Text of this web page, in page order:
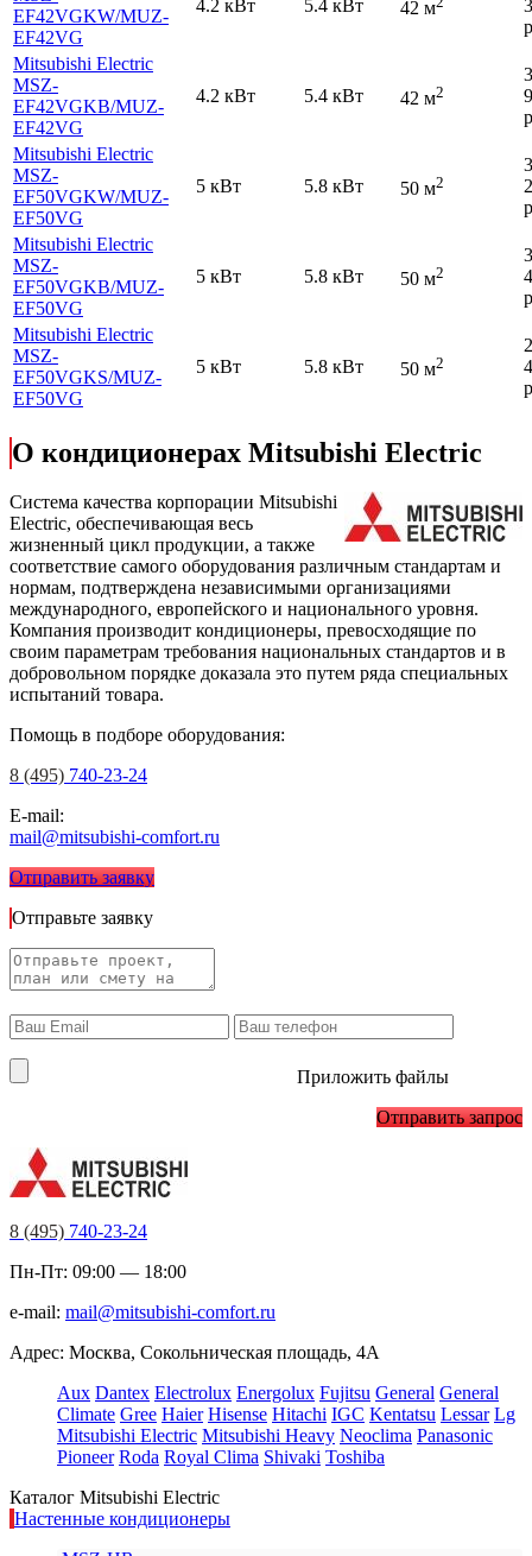
EF42VGKW/MUZ-
EF42VG
4.2 кВт 5.4 кВт 42 м
Mitsubishi Electric
MSZ-
EF42VGKB/MUZ-
EF42VG
4.2 кВт 5.4 кВт 42 м2
Mitsubishi Electric
MSZ-
EF50VGKW/MUZ-
EF50VG
5 кВт 5.8 кВт 50 м2
Mitsubishi Electric
MSZ-
EF50VGKB/MUZ-
EF50VG
5 кВт 5.8 кВт 50 м2
Mitsubishi Electric
MSZ-
EF50VGKS/MUZ-
EF50VG
5 кВт 5.8 кВт 50 м2
О кондиционерах Mitsubishi Electric
Cистема качества корпорации Mitsubishi
Electric, обеспечивающая весь
жизненный цикл продукции, а также
соответствие самого оборудования различным стандартам и
нормам, подтверждена независимыми организациями
международного, европейского и национального уровня.
Компания производит кондиционеры, превосходящие по
своим параметрам требования национальных стандартов и в
добровольном порядке доказала это путем ряда специальных
испытаний товара.
Помощь в подборе оборудования:
8 (495) 740-23-24
E-mail:
mail@mitsubishi-comfort.ru
Отправить заявку
Отправьте заявку
Приложить файлы
Отправить запрос
8 (495) 740-23-24
Пн-Пт: 09:00 — 18:00
e-mail: mail@mitsubishi-comfort.ru
Адрес: Москва, Сокольническая площадь, 4А
Aux Dantex Electrolux Energolux Fujitsu General General
Climate Gree Haier Hisense Hitachi IGC Kentatsu Lessar Lg
Mitsubishi Electric Mitsubishi Heavy Neoclima Panasonic
Pioneer Roda Royal Clima Shivaki Toshiba
Каталог Mitsubishi Electric
Настенные кондиционеры